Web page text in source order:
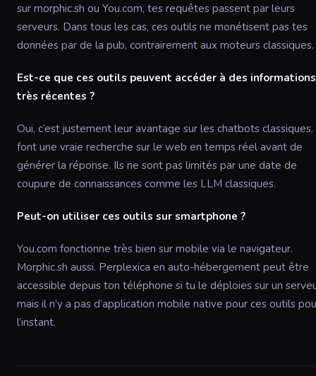
sur morphic.sh ou You.com, tes requêtes passent par leurs
serveurs. Dans tous les cas, ces outils ne monétisent pas tes
données par de la pub, contrairement aux moteurs classiques.
Est-ce que ces outils peuvent accéder à des informations
très récentes ?
Oui, c’est justement leur avantage sur les chatbots classiques.
font une vraie recherche sur le web en temps réel avant de
générer la réponse. Ils ne sont pas limités par une date de
coupure de connaissances comme les LLM classiques.
Peut-on utiliser ces outils sur smartphone ?
You.com fonctionne très bien sur mobile via le navigateur.
Morphic.sh aussi. Perplexica en auto-hébergement peut être
accessible depuis ton téléphone si tu le déploies sur un
mais il n’y a pas d’application mobile native pour ces outils
l’instant.